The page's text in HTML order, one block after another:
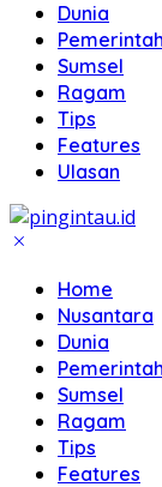
Dunia
Pemerintah
Sumsel
Ragam
Tips
Features
Ulasan
Home
Nusantara
Dunia
Pemerintah
Sumsel
Ragam
Tips
Features